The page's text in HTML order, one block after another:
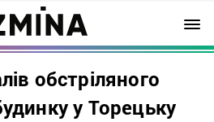
обстріляного
у Торецьку